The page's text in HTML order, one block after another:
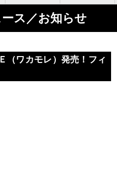
ス／お知らせ
（ワカモレ）発売！フィ